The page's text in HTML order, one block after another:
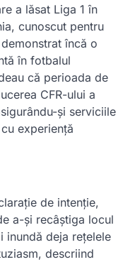
a lăsat Liga 1 în
cunoscut pentru
încă o
în fotbalul
că perioada de
CFR-ului a
și serviciile
experiență
de intenție,
a-și recâștiga locul
inundă deja rețelele
descriind